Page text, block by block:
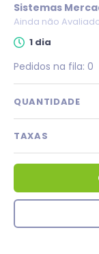
Sistemas
Ainda não
1 dia
Pedidos na fila: 0
QUANTIDADE
TAXAS